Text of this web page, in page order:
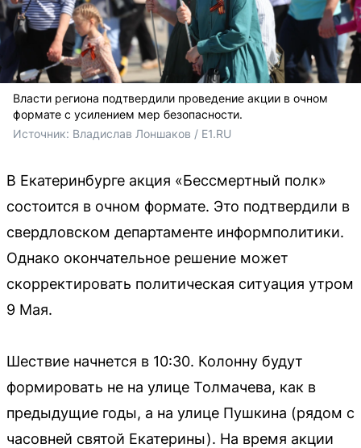
Власти региона подтвердили проведение акции в очном
формате с усилением мер безопасности.
Источник: Владислав Лоншаков / E1.RU
В Екатеринбурге акция «Бессмертный полк»
состоится в очном формате. Это подтвердили в
свердловском департаменте информполитики.
Однако окончательное решение может
скорректировать политическая ситуация утром
9 Мая.
Шествие начнется в 10:30. Колонну будут
формировать не на улице Толмачева, как в
предыдущие годы, а на улице Пушкина (рядом с
часовней святой Екатерины). На время акции